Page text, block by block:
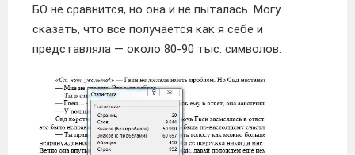
БО не сравнится, но она и не пыталась. Могу
сказать, что все получается как я себе и
представляла — около 80-90 тыс. символов.